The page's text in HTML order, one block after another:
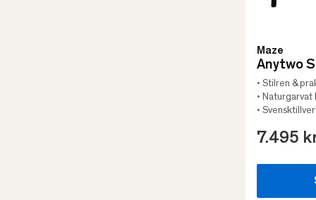
Maze
Anytwo
• Stilren &
• Naturgarvat
•
7.495